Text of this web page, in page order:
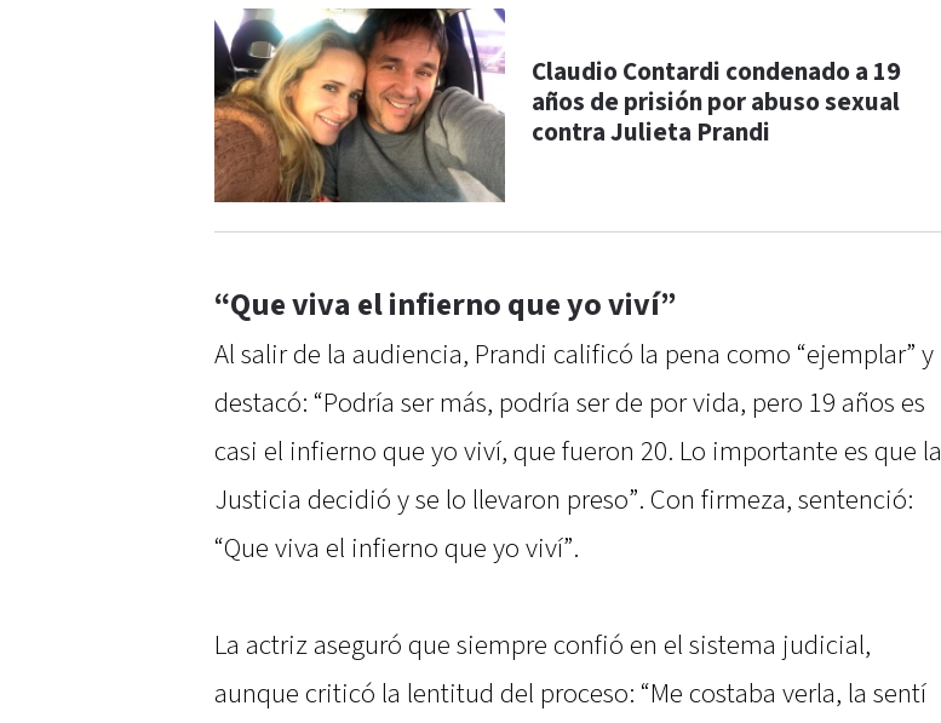
Claudio Contardi condenado a 19
años de prisión por abuso sexual
contra Julieta Prandi
“Que viva el infierno que yo viví”
Al salir de la audiencia, Prandi calificó la pena como “ejemplar” y
destacó: “Podría ser más, podría ser de por vida, pero 19 años es
casi el infierno que yo viví, que fueron 20. Lo importante es que la
Justicia decidió y se lo llevaron preso”. Con firmeza, sentenció:
“Que viva el infierno que yo viví”.
La actriz aseguró que siempre confió en el sistema judicial,
aunque criticó la lentitud del proceso: “Me costaba verla, la sentí